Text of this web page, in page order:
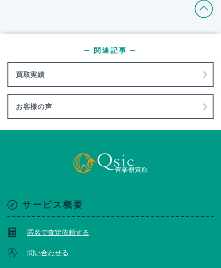
買取実績
─ 関連記事 ─
お客様の声
サービス概要
匿名で査定依頼する
問い合わせる